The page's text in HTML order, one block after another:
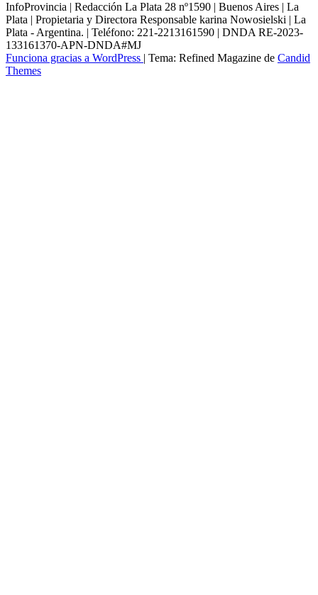
InfoProvincia | Redacción La Plata 28 nº1590 | Buenos Aires | La
Plata | Propietaria y Directora Responsable karina Nowosielski | La
Plata - Argentina. | Teléfono: 221-2213161590 | DNDA RE-2023-
133161370-APN-DNDA#MJ
Funciona gracias a WordPress | Tema: Refined Magazine de Candid
Themes